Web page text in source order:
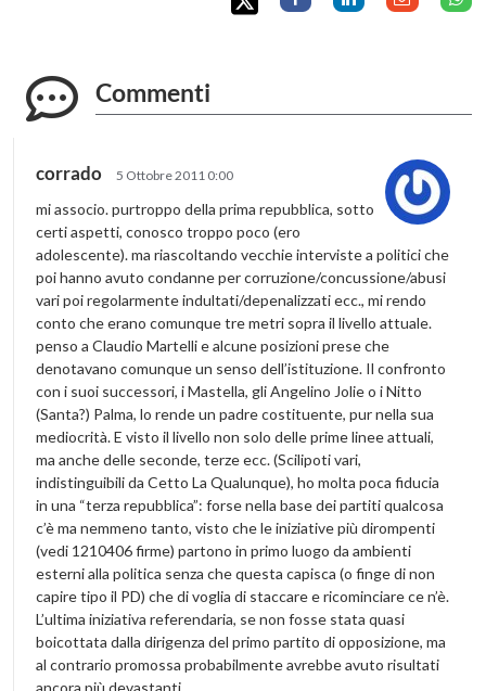
Commenti
corrado 5 Ottobre 2011 0:00
mi associo. purtroppo della prima repubblica, sotto
certi aspetti, conosco troppo poco (ero
adolescente). ma riascoltando vecchie interviste a politici che
poi hanno avuto condanne per corruzione/concussione/abusi
vari poi regolarmente indultati/depenalizzati ecc., mi rendo
conto che erano comunque tre metri sopra il livello attuale.
penso a Claudio Martelli e alcune posizioni prese che
denotavano comunque un senso dell’istituzione. Il confronto
con i suoi successori, i Mastella, gli Angelino Jolie o i Nitto
(Santa?) Palma, lo rende un padre costituente, pur nella sua
mediocrità. E visto il livello non solo delle prime linee attuali,
ma anche delle seconde, terze ecc. (Scilipoti vari,
indistinguibili da Cetto La Qualunque), ho molta poca fiducia
in una “terza repubblica”: forse nella base dei partiti qualcosa
c’è ma nemmeno tanto, visto che le iniziative più dirompenti
(vedi 1210406 firme) partono in primo luogo da ambienti
esterni alla politica senza che questa capisca (o finge di non
capire tipo il PD) che di voglia di staccare e ricominciare ce n’è.
L’ultima iniziativa referendaria, se non fosse stata quasi
boicottata dalla dirigenza del primo partito di opposizione, ma
al contrario promossa probabilmente avrebbe avuto risultati
ancora più devastanti.